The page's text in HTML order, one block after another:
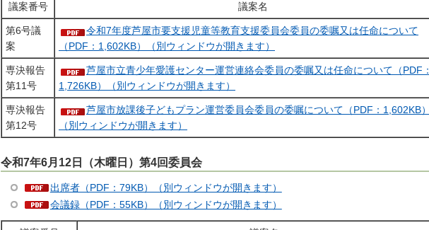
議案番号 議案名
第6号議
案
令和7年度芦屋市要支援児童等教育支援委員会委員の委嘱又は任命について
（PDF：1,602KB）（別ウィンドウが開きます）
専決報告
第11号
芦屋市立青少年愛護センター運営連絡会委員の委嘱又は任命について（PDF：
1,726KB）（別ウィンドウが開きます）
専決報告
第12号
芦屋市放課後子どもプラン運営委員会委員の委嘱について（PDF：1,602KB）
（別ウィンドウが開きます）
令和7年6月12日（木曜日）第4回委員会
出席者（PDF：79KB）（別ウィンドウが開きます）
会議録（PDF：55KB）（別ウィンドウが開きます）